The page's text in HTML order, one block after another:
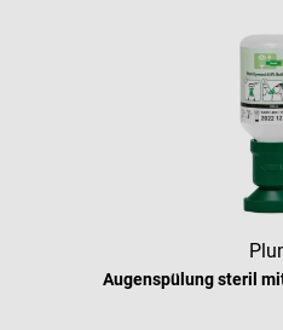
Augenspülung steril